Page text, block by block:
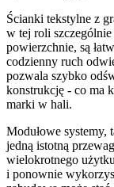
Ścianki tekstylne z
w tej roli
powierzchnie, są
codzienny ruch
pozwala szybko
konstrukcję - co ma
marki w hali.
Modułowe systemy,
jedną istotną
wielokrotnego
i ponownie